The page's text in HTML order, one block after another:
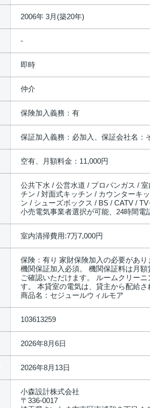
2006年 3月(築20年)
即時
仲介
保険加入義務：有
保証加入義務：必加入、保証会社名：
空有、月額料金：11,000円
公共下水 / 公営水道 / プロパンガス /
チン / 対面式キッチン / カウンターキ
ン / シューズボックス / BS / CATV /
小売電気事業者選択が可能、24時間電
室内清掃費用:7万7,000円
保険：有り 家財保険加入の必要があり
機関保証加入必須。 機関保証料は月
ご確認いただけます。 ルームクリー
す。 本貸室の電気は、貸主から配給さ
商品名：セジュールウィルモア
103613259
2026年8月6日
2026年8月13日
小森設計株式会社
〒336-0017